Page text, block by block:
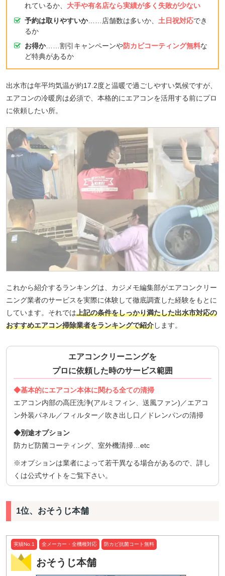
れているか、 大手や有名店なら実績が多く失敗が少ない
予約は取りやすいか……店舗数は多いか、 土日祝対応でき
るか
お得か……割引キャンペーンや防カビコーティング無料な
ど特典があるか
出水市は年平均気温が約17.2度と温暖で過ごしやすい気候ですが、
エアコンの冷暖房は必須で、本格的にエアコンを活用する前にプロ
に依頼したい所。
これから紹介するランキングは、カジメモ編集部がエアコンクリー
ニング業者のサービスを実際に体験して徹底調査した経験をもとに
しています。それでは上記の条件をしっかり満たした出水市対応の
おすすめエアコン掃除業者をランキングで紹介します。
エアコンクリーニングを
プロに依頼した時のサービス範囲
◆基本的にエアコン本体に関わる全ての清掃
エアコン内部の高圧洗浄(アルミフィン、送風ファン)／エアコ
ン外装パネル／フィルター／吹き出し口／ドレンパンの清掃
◆別途オプション
防カビ防菌コーティング、室外機清掃…etc
※オプションは業者によって若干異なる場合があるので、詳し
くは公式サイトをご覧下さい。
1位、おそうじ本舗
実績No.1 全メーカー・全機種対応 防カビ抗菌コート無料
おそうじ本舗